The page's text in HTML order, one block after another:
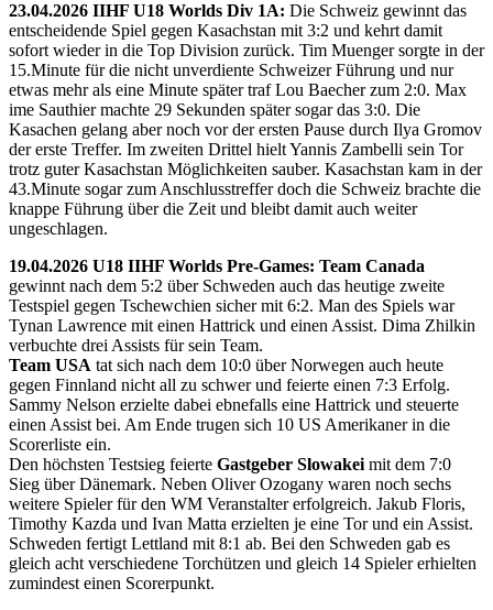
23.04.2026 IIHF U18 Worlds Div 1A: Die Schweiz gewinnt das
entscheidende Spiel gegen Kasachstan mit 3:2 und kehrt damit
sofort wieder in die Top Division zurück. Tim Muenger sorgte in der
15.Minute für die nicht unverdiente Schweizer Führung und nur
etwas mehr als eine Minute später traf Lou Baecher zum 2:0. Max
ime Sauthier machte 29 Sekunden später sogar das 3:0. Die
Kasachen gelang aber noch vor der ersten Pause durch Ilya Gromov
der erste Treffer. Im zweiten Drittel hielt Yannis Zambelli sein Tor
trotz guter Kasachstan Möglichkeiten sauber. Kasachstan kam in der
43.Minute sogar zum Anschlusstreffer doch die Schweiz brachte die
knappe Führung über die Zeit und bleibt damit auch weiter
ungeschlagen.
19.04.2026 U18 IIHF Worlds Pre-Games: Team Canada
gewinnt nach dem 5:2 über Schweden auch das heutige zweite
Testspiel gegen Tschewchien sicher mit 6:2. Man des Spiels war
Tynan Lawrence mit einen Hattrick und einen Assist. Dima Zhilkin
verbuchte drei Assists für sein Team.
Team USA tat sich nach dem 10:0 über Norwegen auch heute
gegen Finnland nicht all zu schwer und feierte einen 7:3 Erfolg.
Sammy Nelson erzielte dabei ebnefalls eine Hattrick und steuerte
einen Assist bei. Am Ende trugen sich 10 US Amerikaner in die
Scorerliste ein.
Den höchsten Testsieg feierte Gastgeber Slowakei mit dem 7:0
Sieg über Dänemark. Neben Oliver Ozogany waren noch sechs
weitere Spieler für den WM Veranstalter erfolgreich. Jakub Floris,
Timothy Kazda und Ivan Matta erzielten je eine Tor und ein Assist.
Schweden fertigt Lettland mit 8:1 ab. Bei den Schweden gab es
gleich acht verschiedene Torchützen und gleich 14 Spieler erhielten
zumindest einen Scorerpunkt.